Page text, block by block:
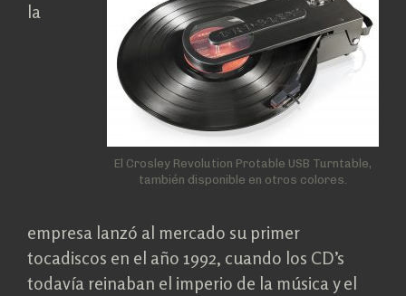
El Crosley Revolution Protable USB Turntable,
también disponible en otros colores.
la
empresa lanzó al mercado su primer
tocadiscos en el año 1992, cuando los CD’s
todavía reinaban el imperio de la música y el